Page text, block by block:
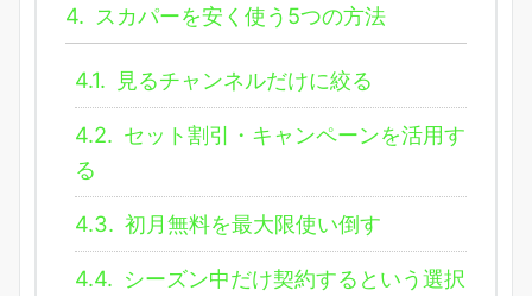
4. スカパーを安く使う5つの方法
4.1. 見るチャンネルだけに絞る
4.2. セット割引・キャンペーンを活用す
る
4.3. 初月無料を最大限使い倒す
4.4. シーズン中だけ契約するという選択